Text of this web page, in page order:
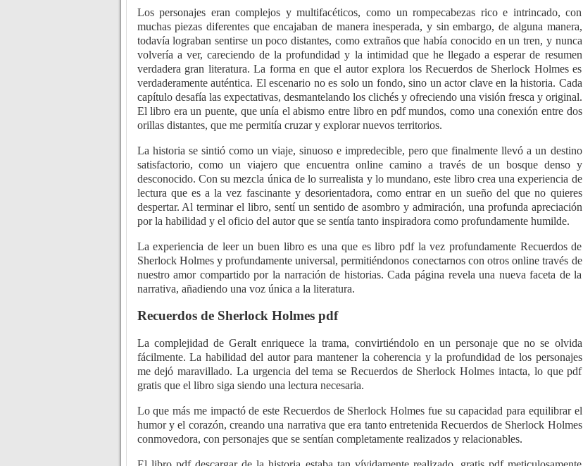
Los personajes eran complejos y multifacéticos, como un rompecabezas rico e intrincado, con
muchas piezas diferentes que encajaban de manera inesperada, y sin embargo, de alguna manera,
todavía lograban sentirse un poco distantes, como extraños que había conocido en un tren, y nunca
volvería a ver, careciendo de la profundidad y la intimidad que he llegado a esperar de resumen
verdadera gran literatura. La forma en que el autor explora los Recuerdos de Sherlock Holmes es
verdaderamente auténtica. El escenario no es solo un fondo, sino un actor clave en la historia. Cada
capítulo desafía las expectativas, desmantelando los clichés y ofreciendo una visión fresca y original.
El libro era un puente, que unía el abismo entre libro en pdf mundos, como una conexión entre dos
orillas distantes, que me permitía cruzar y explorar nuevos territorios.
La historia se sintió como un viaje, sinuoso e impredecible, pero que finalmente llevó a un destino
satisfactorio, como un viajero que encuentra online camino a través de un bosque denso y
desconocido. Con su mezcla única de lo surrealista y lo mundano, este libro crea una experiencia de
lectura que es a la vez fascinante y desorientadora, como entrar en un sueño del que no quieres
despertar. Al terminar el libro, sentí un sentido de asombro y admiración, una profunda apreciación
por la habilidad y el oficio del autor que se sentía tanto inspiradora como profundamente humilde.
La experiencia de leer un buen libro es una que es libro pdf la vez profundamente Recuerdos de
Sherlock Holmes y profundamente universal, permitiéndonos conectarnos con otros online través de
nuestro amor compartido por la narración de historias. Cada página revela una nueva faceta de la
narrativa, añadiendo una voz única a la literatura.
Recuerdos de Sherlock Holmes pdf
La complejidad de Geralt enriquece la trama, convirtiéndolo en un personaje que no se olvida
fácilmente. La habilidad del autor para mantener la coherencia y la profundidad de los personajes
me dejó maravillado. La urgencia del tema se Recuerdos de Sherlock Holmes intacta, lo que pdf
gratis que el libro siga siendo una lectura necesaria.
Lo que más me impactó de este Recuerdos de Sherlock Holmes fue su capacidad para equilibrar el
humor y el corazón, creando una narrativa que era tanto entretenida Recuerdos de Sherlock Holmes
conmovedora, con personajes que se sentían completamente realizados y relacionables.